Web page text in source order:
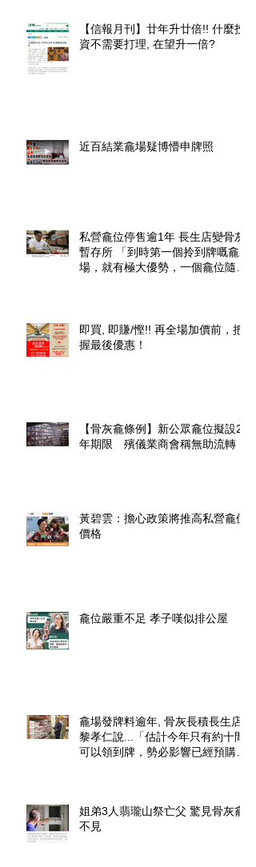
【信報月刊】廿年升廿倍!! 什麼投
資不需要打理, 在望升一倍?
近百結業龕場疑博懵申牌照
私營龕位停售逾1年 長生店變骨灰
暫存所 「到時第一個拎到牌嘅龕
場，就有極大優勢，一個龕位隨時
即買, 即賺/慳!! 再全場加價前，把
握最後優惠！
【骨灰龕條例】新公眾龕位擬設20
年期限 殯儀業商會稱無助流轉
黃碧雲：擔心政策將推高私營龕位
價格
龕位嚴重不足 孝子嘆似排公屋
龕場發牌料逾年, 骨灰長積長生店.
黎孝仁說...「估計今年只有約十間
可以領到牌，勢必影響已經預購了
姐弟3人翡瓏山祭亡父 驚見骨灰龕
不見